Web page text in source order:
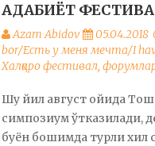
АДАБИЁТ
Azam Abidov 05.04.2018
bor/Есть у меня мечта/I
Халқаро фестивал,
Шу йил август ойида
симпозиум ўтказилади,
буён бошимда турли хил